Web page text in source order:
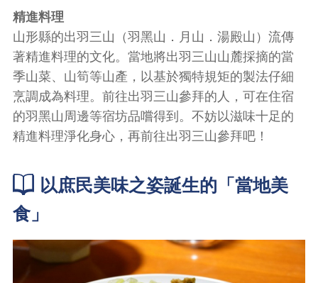
精進料理
山形縣的出羽三山（羽黑山．月山．湯殿山）流傳
著精進料理的文化。當地將出羽三山山麓採摘的當
季山菜、山筍等山產，以基於獨特規矩的製法仔細
烹調成為料理。前往出羽三山參拜的人，可在住宿
的羽黑山周邊等宿坊品嚐得到。不妨以滋味十足的
精進料理淨化身心，再前往出羽三山參拜吧！
以庶民美味之姿誕生的「當地美
食」